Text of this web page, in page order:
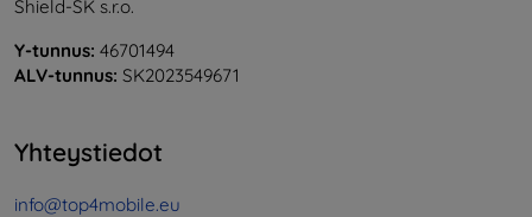
Shield-SK s.r.o.
Y-tunnus: 46701494
ALV-tunnus: SK2023549671
Yhteystiedot
info@top4mobile.eu